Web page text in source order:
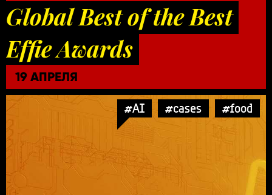
Global Best of the Best
Effie Awards
19 АПРЕЛЯ
#AI #cases #food